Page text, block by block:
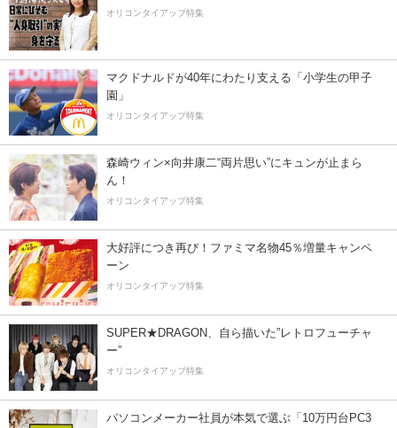
オリコンタイアップ特集
マクドナルドが40年にわたり支える「小学生の甲子
園」
オリコンタイアップ特集
森崎ウィン×向井康二“両片思い”にキュンが止まら
ん！
オリコンタイアップ特集
大好評につき再び！ファミマ名物45％増量キャンペ
ーン
オリコンタイアップ特集
SUPER★DRAGON、自ら描いた”レトロフューチャ
ー”
オリコンタイアップ特集
パソコンメーカー社員が本気で選ぶ「10万円台PC3